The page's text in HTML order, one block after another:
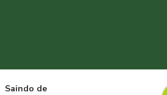
Saindo de